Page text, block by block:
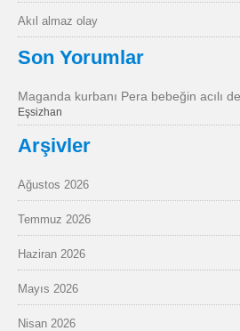
Akıl almaz olay
Son Yorumlar
Maganda kurbanı Pera bebeğin acılı
Eşsizhan
Arşivler
Ağustos 2026
Temmuz 2026
Haziran 2026
Mayıs 2026
Nisan 2026